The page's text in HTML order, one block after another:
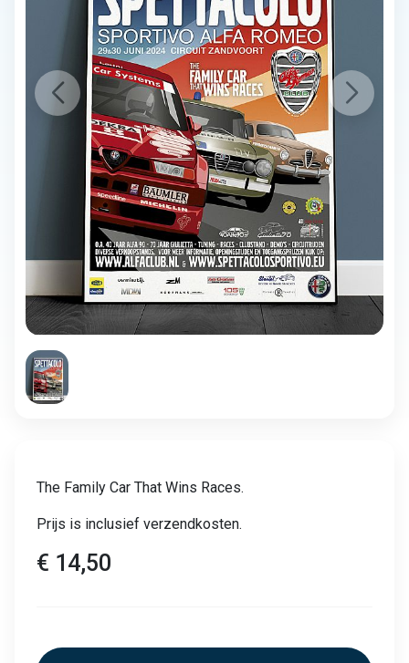
The Family Car That Wins Races.
Prijs is inclusief verzendkosten.
€ 14,50